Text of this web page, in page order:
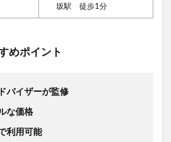
坂駅 徒歩1分
めポイント
バイザーが監修
な価格
利用可能